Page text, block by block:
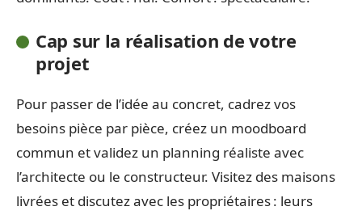
Cap sur la réalisation de votre
projet
Pour passer de l’idée au concret, cadrez vos
besoins pièce par pièce, créez un moodboard
commun et validez un planning réaliste avec
l’architecte ou le constructeur. Visitez des maisons
livrées et discutez avec les propriétaires : leurs